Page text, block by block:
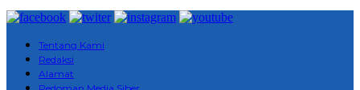
Tentang Kami
Redaksi
Alamat